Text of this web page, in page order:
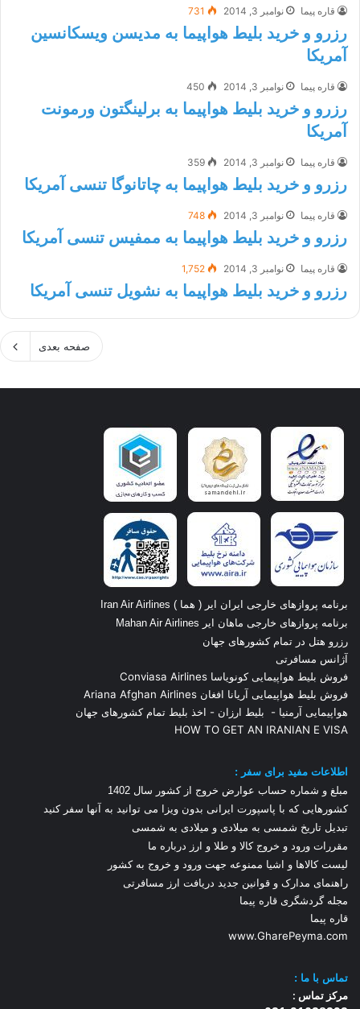
قاره پیما نوامبر 3, 2014 731
رزرو و خرید بلیط هواپیما به مدیسن ویسکانسین
آمریکا
قاره پیما نوامبر 3, 2014 450
رزرو و خرید بلیط هواپیما به برلینگتون ورمونت
آمریکا
قاره پیما نوامبر 3, 2014 359
رزرو و خرید بلیط هواپیما به چاتانوگا تنسی آمریکا
قاره پیما نوامبر 3, 2014 748
رزرو و خرید بلیط هواپیما به ممفیس تنسی آمریکا
قاره پیما نوامبر 3, 2014 1,752
رزرو و خرید بلیط هواپیما به نشویل تنسی آمریکا
صفحه بعدی
برنامه پروازهای خارجی ایران ایر ( هما ) Iran Air Airlines
برنامه پروازهای خارجی ماهان ایر Mahan Air Airlines
رزرو هتل در تمام کشورهای جهان
آژانس مسافرتی
فروش بلیط هواپیمایی کونویاسا Conviasa Airlines
فروش بلیط هواپیمایی آریانا افغان Ariana Afghan Airlines
هواپیمایی آرمنیا - بلیط ارزان - اخذ بلیط تمام کشورهای جهان
HOW TO GET AN IRANIAN E VISA
اطلاعات مفید برای سفر :
مبلغ و شماره حساب عوارض خروج از کشور سال 1 402
کشورهایی که با پاسپورت ایرانی بدون ویزا می توانید به آنها سفر کنید
تبدیل تاریخ شمسی به میلادی و میلادی به شمسی
مقررات ورود و خروج کالا و طلا و ارز درباره ما
لیست کالاها و اشیا ممنوعه جهت ورود و خروج به کشور
راهنمای مدارک و قوانین جدید دریافت ارز مسافرتی
مجله گردشگری قاره پیما
قاره پیما
www.GharePeyma.com
تماس با ما :
مرکز تماس :